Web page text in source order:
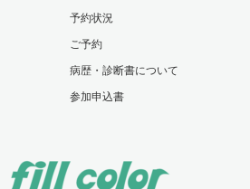
予約状況
ご予約
病歴・診断書について
参加申込書